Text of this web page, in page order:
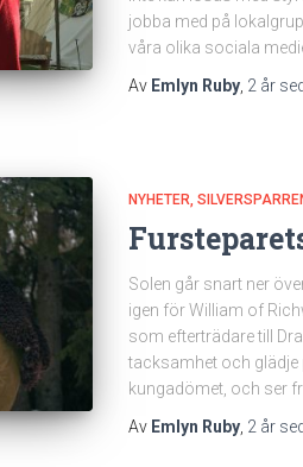
jobba med på
våra olika sociala
Av Emlyn Ruby 2 år
NYHETER
Solen går snart ner
igen för William of
som efterträdare till
tacksamhet och glädje
kungadömet, och ser
Av Emlyn Ruby 2 år